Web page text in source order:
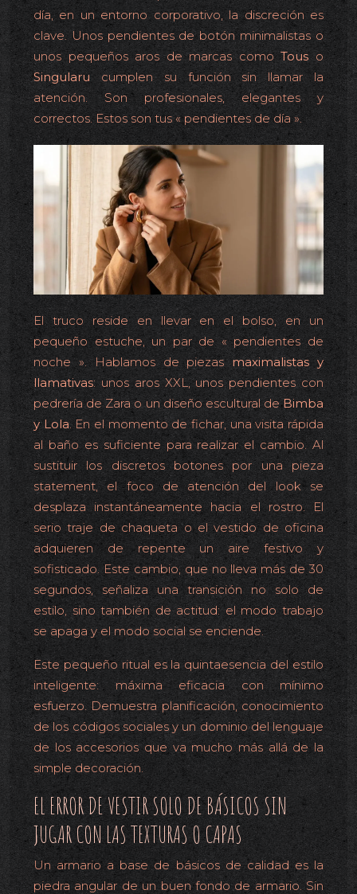
día, en un entorno corporativo, la discreción es
clave. Unos pendientes de botón minimalistas o
unos pequeños aros de marcas comoTouso
Singularucumplen su función sin llamar la
atención. Son profesionales, elegantes y
correctos. Estos son tus « pendientes de día ».
El truco reside en llevar en el bolso, en un
pequeño estuche, un par de « pendientes de
noche ». Hablamos de piezas maximalistas y
llamativas: unos aros XXL, unos pendientes con
pedrería de Zara o un diseño escultural deBimba
y Lola. En el momento de fichar, una visita rápida
al baño es suficiente para realizar el cambio. Al
sustituir los discretos botones por una pieza
statement, el foco de atención del look se
desplaza instantáneamente hacia el rostro. El
serio traje de chaqueta o el vestido de oficina
adquieren de repente un aire festivo y
sofisticado. Este cambio, que no lleva más de 30
segundos, señaliza una transición no solo de
estilo, sino también de actitud: el modo trabajo
se apaga y el modo social se enciende.
Este pequeño ritual es la quintaesencia del estilo
inteligente: máxima eficacia con mínimo
esfuerzo. Demuestra planificación, conocimiento
de los códigos sociales y un dominio del lenguaje
de los accesorios que va mucho más allá de la
simple decoración.
EL ERROR DE VESTIR SOLO DE BÁSICOS SIN
JUGAR CON LAS TEXTURAS O CAPAS
Un armario a base de básicos de calidad es la
piedra angular de un buen fondo de armario. Sin